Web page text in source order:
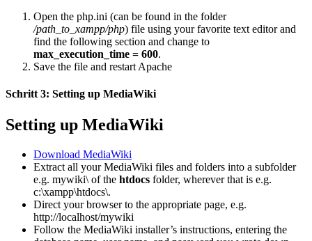
Open the php.ini (can be found in the folder
/path_to_xampp/php) file using your favorite text editor and
find the following section and change to
max_execution_time = 600.
Save the file and restart Apache
Schritt 3: Setting up MediaWiki
Setting up MediaWiki
Download MediaWiki
Extract all your MediaWiki files and folders into a subfolder
e.g. mywiki\ of the htdocs folder, wherever that is e.g.
c:\xampp\htdocs\.
Direct your browser to the appropriate page, e.g.
http://localhost/mywiki
Follow the MediaWiki installer’s instructions, entering the